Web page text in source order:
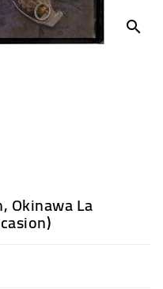
search
Okinawa La